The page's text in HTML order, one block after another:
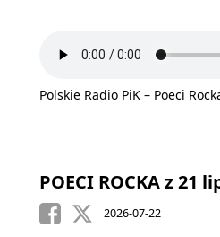
Polskie Radio PiK – Poeci
POECI ROCKA z 21
2026-07-22